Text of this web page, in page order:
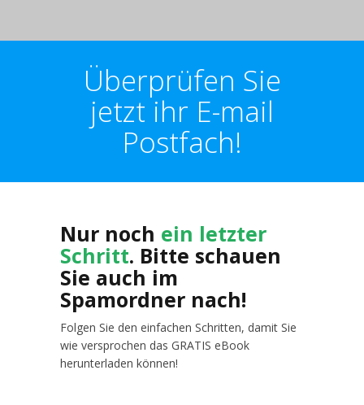
Überprüfen Sie
jetzt ihr E-mail
Postfach!
Nur noch ein letzter
Schritt. Bitte schauen
Sie auch im
Spamordner nach!
Folgen Sie den einfachen Schritten, damit Sie
wie versprochen das GRATIS eBook
herunterladen können!